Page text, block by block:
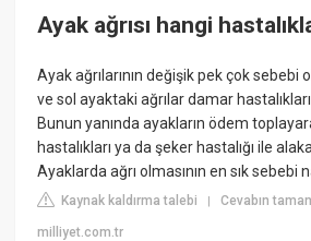
Ayak ağrısı hangi
Ayak ağrılarının değişik pek çok sebebi
ve sol ayaktaki ağrılar damar
Bunun yanında ayakların ödem
hastalıkları ya da şeker hastalığı ile
Ayaklarda ağrı olmasının en sık sebebi
Kaynak kaldırma talebi |Cevabın
milliyet.com.tr